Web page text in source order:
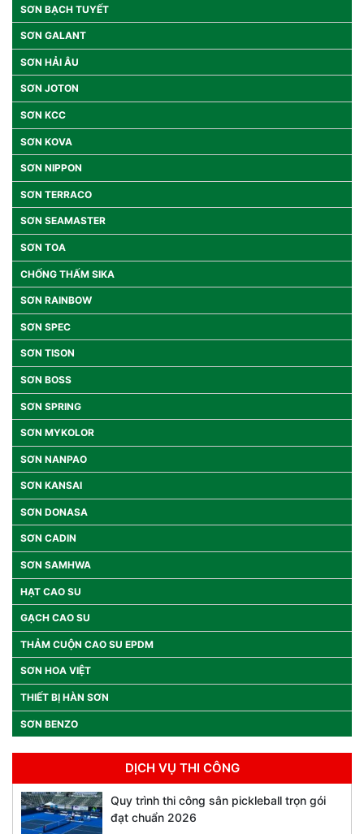
SƠN BẠCH TUYẾT
SƠN GALANT
SƠN HẢI ÂU
SƠN JOTON
SƠN KCC
SƠN KOVA
SƠN NIPPON
SƠN TERRACO
SƠN SEAMASTER
SƠN TOA
CHỐNG THẤM SIKA
SƠN RAINBOW
SƠN SPEC
SƠN TISON
SƠN BOSS
SƠN SPRING
SƠN MYKOLOR
SƠN NANPAO
SƠN KANSAI
SƠN DONASA
SƠN CADIN
SƠN SAMHWA
HẠT CAO SU
GẠCH CAO SU
THẢM CUỘN CAO SU EPDM
SƠN HOA VIỆT
THIẾT BỊ HÀN SƠN
SƠN BENZO
DỊCH VỤ THI CÔNG
Quy trình thi công sân pickleball trọn gói
đạt chuẩn 2026